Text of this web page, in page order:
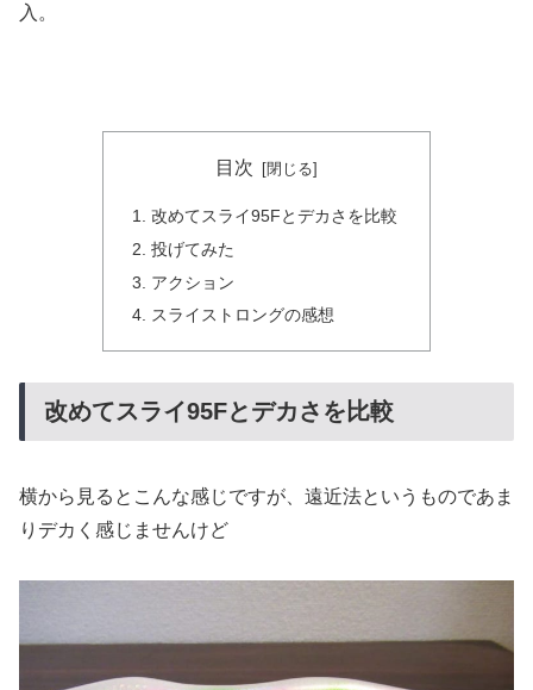
入。
目次
改めてスライ95Fとデカさを比較
投げてみた
アクション
スライストロングの感想
改めてスライ95Fとデカさを比較
横から見るとこんな感じですが、遠近法というものであま
りデカく感じませんけど